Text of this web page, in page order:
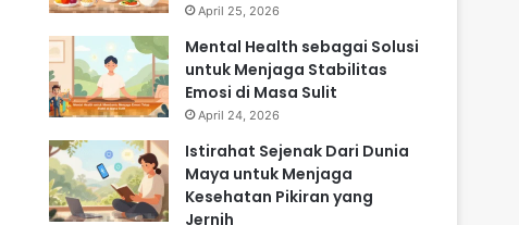
April 25, 2026
Mental Health sebagai Solusi
untuk Menjaga Stabilitas
Emosi di Masa Sulit
April 24, 2026
Istirahat Sejenak Dari Dunia
Maya untuk Menjaga
Kesehatan Pikiran yang
Jernih